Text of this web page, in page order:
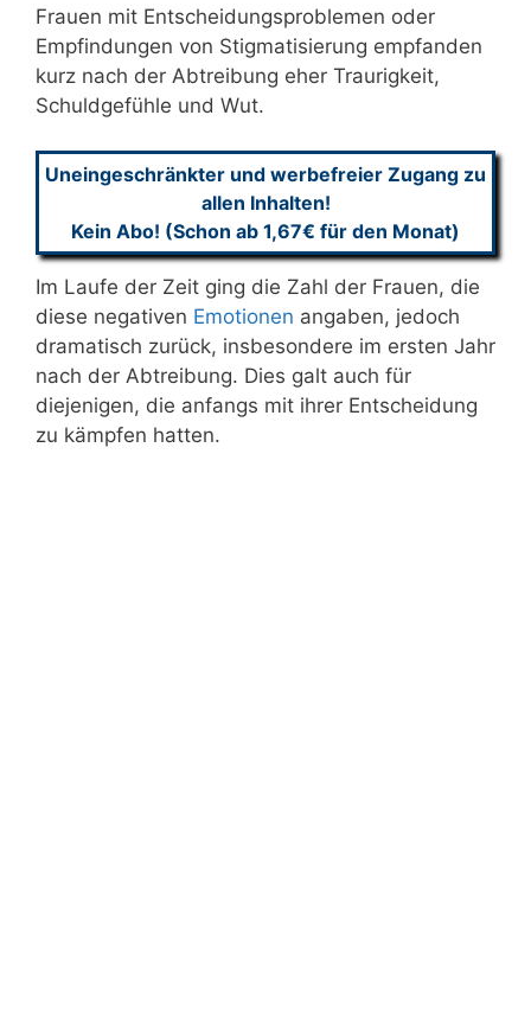
Frauen mit Entscheidungsproblemen oder
Empfindungen von Stigmatisierung empfanden
kurz nach der Abtreibung eher Traurigkeit,
Schuldgefühle und Wut.
Uneingeschränkter und werbefreier Zugang zu
allen Inhalten!
Kein Abo! (Schon ab 1,67€ für den Monat)
Im Laufe der Zeit ging die Zahl der Frauen, die
diese negativen Emotionen angaben, jedoch
dramatisch zurück, insbesondere im ersten Jahr
nach der Abtreibung. Dies galt auch für
diejenigen, die anfangs mit ihrer Entscheidung
zu kämpfen hatten.